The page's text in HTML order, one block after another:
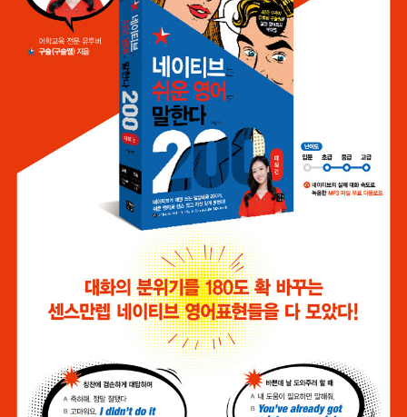
다!” “외국인 친구와 대화할 때 더욱 풍부한 표현을 쓸 수 있게 됐어
요!” “구슬쌤은 영어 효자손! 혼자 해결할 수 없고 궁금한 걸 쏙쏙 찾
아줘서요.” 수강생들이 배운 표현을 네이티브와 대화할 때 듣고 반가
워하거나 적절한 타이밍에 쓰고 좋은 반응을 얻었다고 말할 때, 영어
에 자신감을 얻고 즐거워할 때 보람을 느낀다는 작가는 영어 교육콘
텐츠를 만들 때 ‘실전에서의 활용도’를 최우선으로 생각한다. ‘진짜 네
이티브가 쓰는 영어, 일상이나 회사에서 꼭 필요한 영어’를 경험하고
싶은 사람들을 위해 자신의 영어회화 노하우를 아낌없이 담은 책을
이라는 말을 좋아합니다. 학습자들이 ‘빨리빨리’란 욕심을 살짝 접어
두고 당장은 완벽하지 않더라도 조금 더 여유롭게 꾸준히 공부하시면
좋겠어요. 저는 그분들이 지치지 않고 즐겁게 공부하실 수 있도록 좋
은 콘텐츠를 만들기 위해 노력하겠습니다.” 대표 저서 <네이티브는
쉬운 영어로 말한다 200대화 편> 길벗이지톡 <구슬쌤의 예의바른
영어 표현 > 사람in